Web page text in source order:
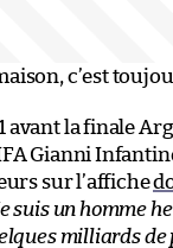
c’est
avant la finale
Gianni
sur l’affiche
suis un homme
milliards de